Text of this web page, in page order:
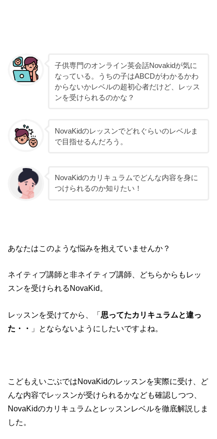
子供専門のオンライン英会話Novakidが気に
なっている。うちの子はABCDがわかるかわ
からないかレベルの超初心者だけど、レッス
ンを受けられるのかな？
NovaKidのレッスンでどれぐらいのレベルま
で目指せるんだろう。
NovaKidのカリキュラムでどんな内容を身に
つけられるのか知りたい！
あなたはこのような悩みを抱えていませんか？
ネイティブ講師と非ネイティブ講師、どちらからもレッ
スンを受けられるNovaKid。
レッスンを受けてから、「思ってたカリキュラムと違っ
た・・
」とならないようにしたいですよね。
こどもえいごぶではNovaKidのレッスンを実際に受け、ど
んな内容でレッスンが受けられるかなども確認しつつ、
NovaKidのカリキュラムとレッスンレベルを徹底解説しま
した。